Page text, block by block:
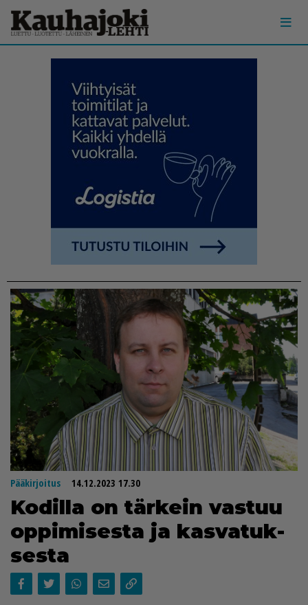
Pääkirjoitus 14.12.2023 17.30
Ko­dil­la on tär­kein vas­tuu
op­pi­mi­ses­ta ja kas­va­tuk­
ses­ta